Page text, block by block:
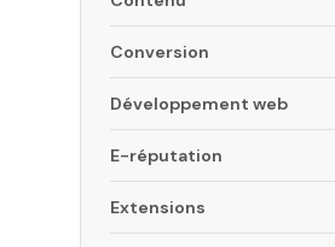
Conversion
Développement web
E-réputation
Extensions